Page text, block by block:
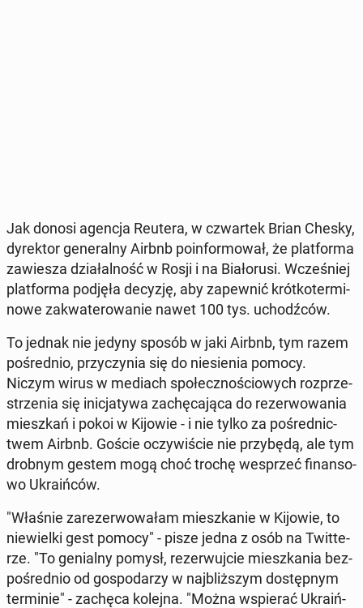
Jak donosi agencja Reutera, w czwar­tek Brian Chesky,
dy­rek­tor ge­ne­ral­ny Airbnb po­in­for­mo­wał, że plat­for­ma
za­wie­sza dzia­łal­ność w Rosji i na Bia­ło­ru­si. Wcze­śniej
plat­for­ma podjęła decyzję, aby za­pew­nić krót­ko­ter­mi­
no­we za­kwa­te­ro­wa­nie nawet 100 tys. uchodź­ców.
To jednak nie jedyny sposób w jaki Airbnb, tym razem
po­śred­nio, przy­czy­nia się do nie­sie­nia pomocy.
Niczym wirus w mediach spo­łecz­no­ścio­wych roz­prze­
strze­nia się ini­cja­ty­wa za­chę­ca­ją­ca do re­zer­wo­wa­nia
miesz­kań i pokoi w Kijowie - i nie tylko za po­śred­nic­
twem Airbnb. Goście oczy­wi­ście nie przy­bę­dą, ale tym
drobnym gestem mogą choć trochę wes­przeć fi­nan­so­
wo Ukra­iń­ców.
"Właśnie za­re­zer­wo­wa­łam miesz­ka­nie w Kijowie, to
nie­wiel­ki gest pomocy" - pisze jedna z osób na Twit­te­
rze. "To ge­nial­ny pomysł, re­zer­wuj­cie miesz­ka­nia bez­
po­śred­nio od go­spo­da­rzy w naj­bliż­szym do­stęp­nym
ter­mi­nie" - zachęca kolejna. "Można wspie­rać Ukra­iń­